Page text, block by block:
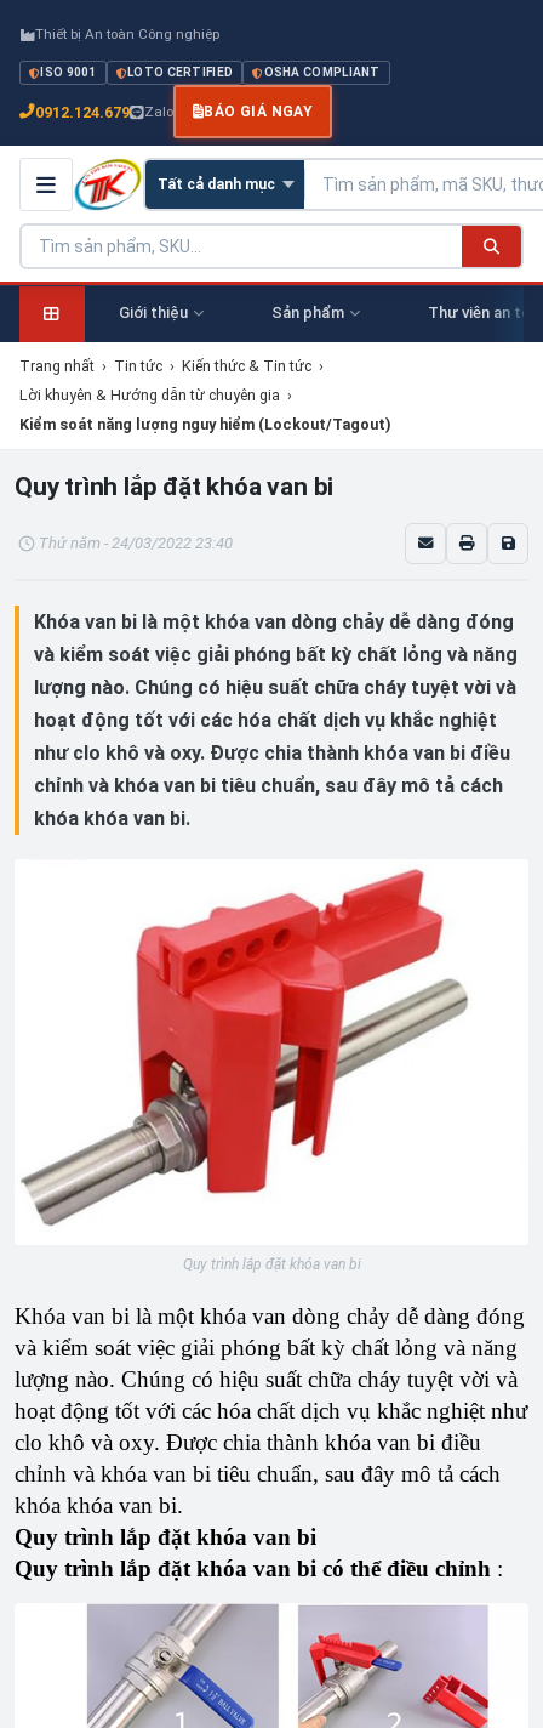
Thiết bị An toàn Công nghiệp
ISO 9001 LOTO CERTIFIED OSHA COMPLIANT
0912.124.679 Zalo BÁO GIÁ NGAY
Giới thiệu Sản phẩm Thư viên an
Trang nhất › Tin tức › Kiến thức & Tin tức ›
Lời khuyên & Hướng dẫn từ chuyên gia ›
Kiểm soát năng lượng nguy hiểm (Lockout/Tagout)
Quy trình lắp đặt khóa van bi
Thứ năm - 24/03/2022 23:40
Khóa van bi là một khóa van dòng chảy dễ dàng đóng
và kiểm soát việc giải phóng bất kỳ chất lỏng và năng
lượng nào. Chúng có hiệu suất chữa cháy tuyệt vời và
hoạt động tốt với các hóa chất dịch vụ khắc nghiệt
như clo khô và oxy. Được chia thành khóa van bi điều
chỉnh và khóa van bi tiêu chuẩn, sau đây mô tả cách
khóa khóa van bi.
Quy trình lắp đặt khóa van bi
Khóa van bi là một khóa van dòng chảy dễ dàng đóng
và kiểm soát việc giải phóng bất kỳ chất lỏng và năng
lượng nào. Chúng có hiệu suất chữa cháy tuyệt vời và
hoạt động tốt với các hóa chất dịch vụ khắc nghiệt như
clo khô và oxy. Được chia thành khóa van bi điều
chỉnh và khóa van bi tiêu chuẩn, sau đây mô tả cách
khóa khóa van bi.
Quy trình lắp đặt khóa van bi
Quy trình lắp đặt khóa van bi có thể điều chỉnh :